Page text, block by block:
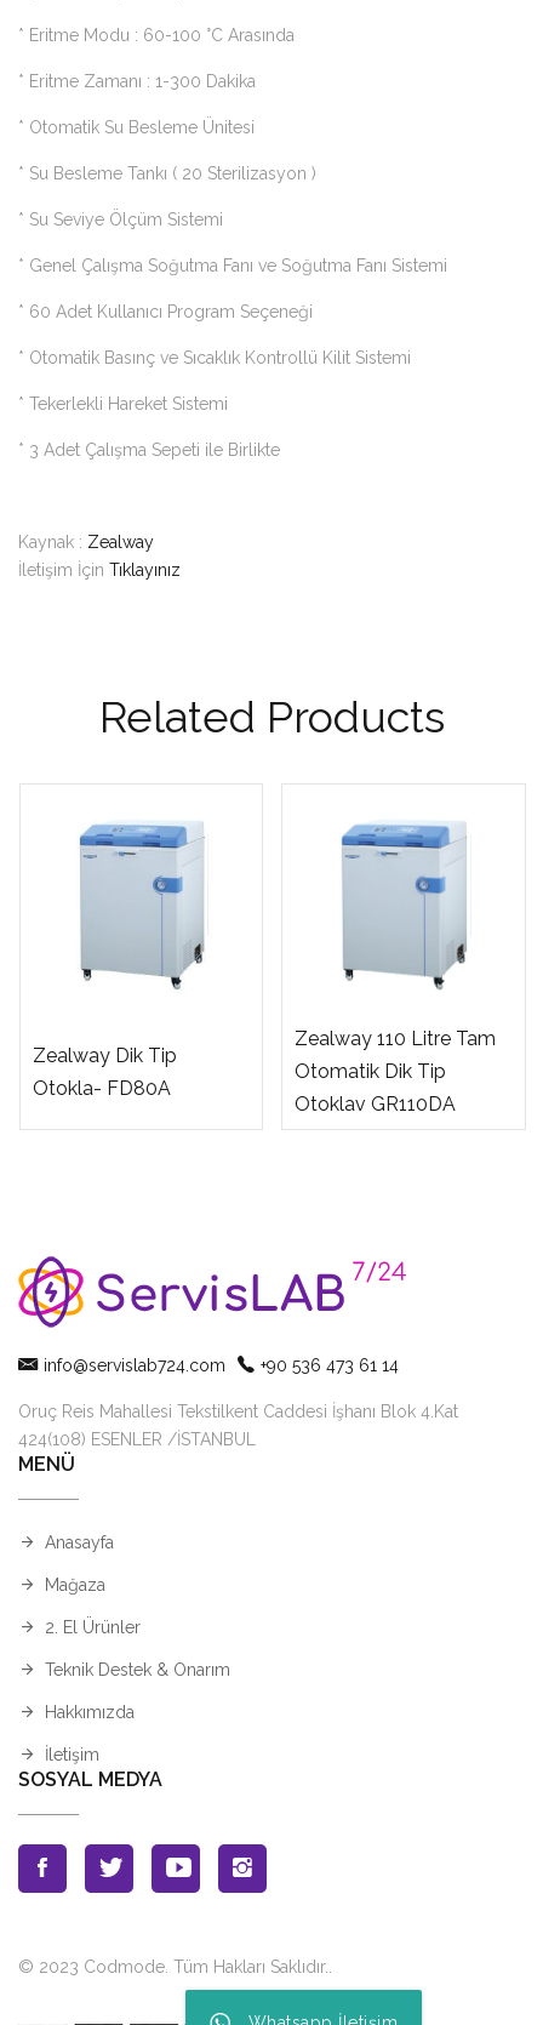
* Eritme Modu : 60-100 °C Arasında
* Eritme Zamanı : 1-300 Dakika
* Otomatik Su Besleme Ünitesi
* Su Besleme Tankı ( 20 Sterilizasyon )
* Su Seviye Ölçüm Sistemi
* Genel Çalışma Soğutma Fanı ve Soğutma Fanı Sistemi
* 60 Adet Kullanıcı Program Seçeneği
* Otomatik Basınç ve Sıcaklık Kontrollü Kilit Sistemi
* Tekerlekli Hareket Sistemi
* 3 Adet Çalışma Sepeti ile Birlikte
Kaynak : Zealway
İletişim İçin Tıklayınız
Related Products
Zealway Dik Tip
Otokla- FD80A
Zealway 110 Litre Tam
Otomatik Dik Tip
Otoklav GR110DA
info@servislab724.com +90 536 473 61 14
Oruç Reis Mahallesi Tekstilkent Caddesi İşhanı Blok 4.Kat
424(108) ESENLER /İSTANBUL
MENÜ
Anasayfa
Mağaza
2. El Ürünler
Teknik Destek & Onarım
Hakkımızda
İletişim
SOSYAL MEDYA
© 2023 Codmode. Tüm Hakları Saklıdır.